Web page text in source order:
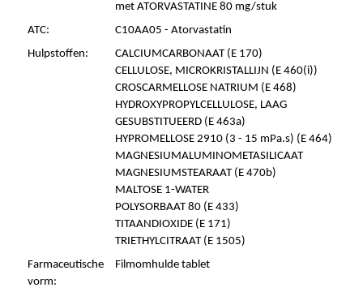
met ATORVASTATINE 80 mg/stuk
ATC:
C10AA05 - Atorvastatin
Hulpstoffen:
CALCIUMCARBONAAT (E 170)
CELLULOSE, MICROKRISTALLIJN (E 460(i))
CROSCARMELLOSE NATRIUM (E 468)
HYDROXYPROPYLCELLULOSE, LAAG
GESUBSTITUEERD (E 463a)
HYPROMELLOSE 2910 (3 - 15 mPa.s) (E 464)
MAGNESIUMALUMINOMETASILICAAT
MAGNESIUMSTEARAAT (E 470b)
MALTOSE 1-WATER
POLYSORBAAT 80 (E 433)
TITAANDIOXIDE (E 171)
TRIETHYLCITRAAT (E 1505)
Farmaceutische
vorm:
Filmomhulde tablet